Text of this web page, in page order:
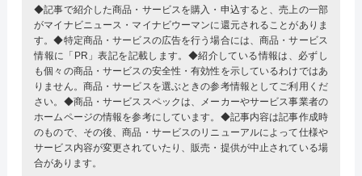
◆記事で紹介した商品・サービスを購入・申込すると、売上の一部
がマイナビニュース・マイナビウーマンに還元されることがありま
す。◆特定商品・サービスの広告を行う場合には、商品・サービス
情報に「PR」表記を記載します。◆紹介している情報は、必ずし
も個々の商品・サービスの安全性・有効性を示しているわけではあ
りません。商品・サービスを選ぶときの参考情報としてご利用くだ
さい。◆商品・サービススペックは、メーカーやサービス事業者の
ホームページの情報を参考にしています。◆記事内容は記事作成時
のもので、その後、商品・サービスのリニューアルによって仕様や
サービス内容が変更されていたり、販売・提供が中止されている場
合があります。